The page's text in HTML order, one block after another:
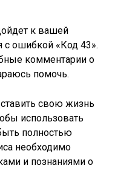
к вашей
с ошибкой «Код 43».
комментарии о
помочь.
свою жизнь
использовать
полностью
необходимо
и познаниями о